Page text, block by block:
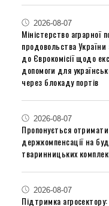
2026-08-07
Міністерство аграрної
продовольства України
до Єврокомісії щодо
допомоги для
через блокаду портів
2026-08-07
Пропонується отримати
держкомпенсації на
тваринницьких
2026-08-07
Підтримка